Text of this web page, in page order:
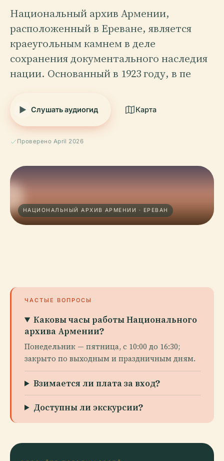
Национальный архив Армении,
расположенный в Ереване, является
краеугольным камнем в деле
сохранения документального наследия
нации. Основанный в 1923 году, в пе
Слушать аудиогид Карта
Проверено April 2026
НАЦИОНАЛЬНЫЙ АРХИВ АРМЕНИИ · ЕРЕВАН
ЧАСТЫЕ ВОПРОСЫ
Каковы часы работы Национального
архива Армении?
Понедельник — пятница, с 10:00 до 16:30;
закрыто по выходным и праздничным дням.
Взимается ли плата за вход?
Доступны ли экскурсии?